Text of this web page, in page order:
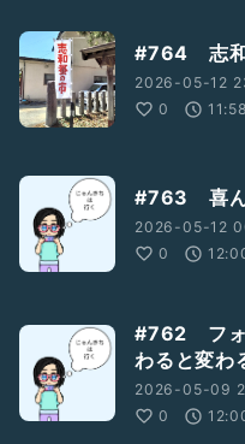
#764 志和
2026-05-12
0
11:58
#763 喜ん
2026-05-12
0
#762 フォ
わると変わ
2026-05-09
0